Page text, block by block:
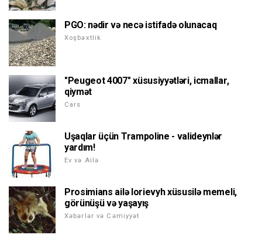
PGO: nədir və necə istifadə olunacaq
Xoşbəxtlik
"Peugeot 4007" xüsusiyyətləri, icmallar,
qiymət
Cars
Uşaqlar üçün Trampoline - valideynlər
yardım!
Ev və Ailə
Prosimians ailə lorievyh xüsusilə memeli,
görünüşü və yaşayış
Xəbərlər və Cəmiyyət